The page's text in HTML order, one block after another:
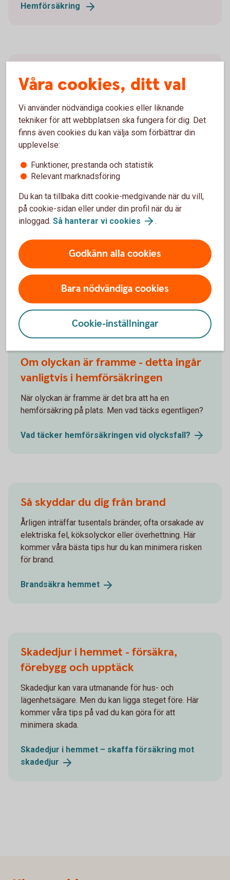
Hemförsäkring
Jämför försäkringar
Är det svårt att veta vilken försäkring du ska välja?
Jämför försäkringar hos
Konsumenternas.se
hjälpa?
Hemförsäkring täcker vanligtvis vattenskador som
orsakats av plötsliga och oförutsedda händelser, som
rörbrott eller översvämningar från naturkatastrofer. Det är
viktigt att noggrant granska försäkringspolicyn för att förstå
exakt vad som täcks.
Andra läser också
Om olyckan är framme - detta ingår
vanligtvis i hemförsäkringen
När olyckan är framme är det bra att ha en
hemförsäkring på plats. Men vad täcks egentligen?
Vad täcker hemförsäkringen vid olycksfall?
Så skyddar du dig från brand
Årligen inträffar tusentals bränder, ofta orsakade av
elektriska fel, köksolyckor eller överhettning. Här
kommer våra bästa tips hur du kan minimera risken
för brand.
Brandsäkra hemmet
Skadedjur i hemmet - försäkra,
förebygg och upptäck
Skadedjur kan vara utmanande för hus- och
lägenhetsägare. Men du kan ligga steget före. Här
kommer våra tips på vad du kan göra för att
minimera skada.
Skadedjur i hemmet – skaffa försäkring mot
skadedjur
Våra cookies, ditt val
Vi använder nödvändiga cookies eller liknande
tekniker för att webbplatsen ska fungera för dig. Det
finns även cookies du kan välja som förbättrar din
upplevelse:
Funktioner, prestanda och statistik
Relevant marknadsföring
Du kan ta tillbaka ditt cookie-medgivande när du vill,
på cookie-sidan eller under din profil när du är
inloggad. Så hanterar vi cookies .
Godkänn alla cookies
Bara nödvändiga cookies
Cookie-inställningar